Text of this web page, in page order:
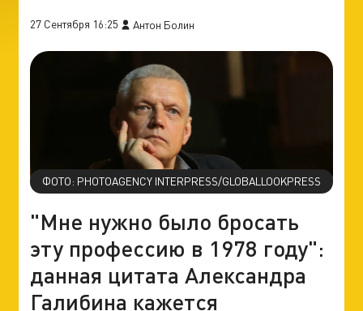
27 Сентября 16:25 Антон Болин
ФОТО: PHOTOAGENCY INTERPRESS/GLOBALLOOKPRESS
"Мне нужно было бросать
эту профессию в 1978 году":
данная цитата Александра
Галибина кажется